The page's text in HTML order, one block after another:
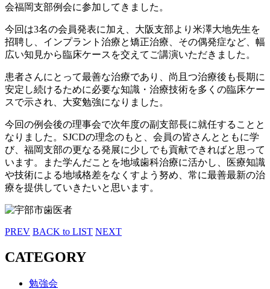
会福岡支部例会に参加してきました。
今回は3名の会員発表に加え、大阪支部より米澤大地先生を
招聘し、インプラント治療と矯正治療、その偶発症など、幅
広い知見から臨床ケースを交えてご講演いただきました。
患者さんにとって最善な治療であり、尚且つ治療後も長期に
安定し続けるために必要な知識・治療技術を多くの臨床ケー
スで示され、大変勉強になりました。
今回の例会後の理事会で次年度の副支部長に就任することと
なりました。SJCDの理念のもと、会員の皆さんとともに学
び、福岡支部の更なる発展に少しでも貢献できればと思って
います。また学んだことを地域歯科治療に活かし、医療知識
や技術による地域格差をなくすよう努め、常に最善最新の治
療を提供していきたいと思います。
PREV BACK to LIST NEXT
CATEGORY
勉強会